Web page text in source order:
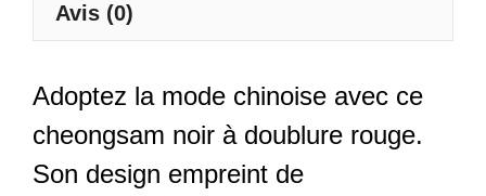
Avis (0)
Adoptez la mode chinoise avec ce
cheongsam noir à doublure rouge.
Son design empreint de